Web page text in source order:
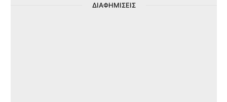
ΔΙΑΦΗΜΙΣΕΙΣ